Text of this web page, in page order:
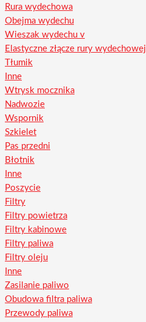
Rura wydechowa
Obejma wydechu
Wieszak wydechu v
Elastyczne złącze rury wydechowej
Tłumik
Inne
Wtrysk mocznika
Nadwozie
Wspornik
Szkielet
Pas przedni
Błotnik
Inne
Poszycie
Filtry
Filtry powietrza
Filtry kabinowe
Filtry paliwa
Filtry oleju
Inne
Zasilanie paliwo
Obudowa filtra paliwa
Przewody paliwa